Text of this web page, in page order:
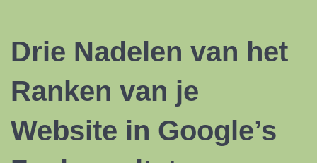
Drie Nadelen van het
Ranken van je
Website in Google’s